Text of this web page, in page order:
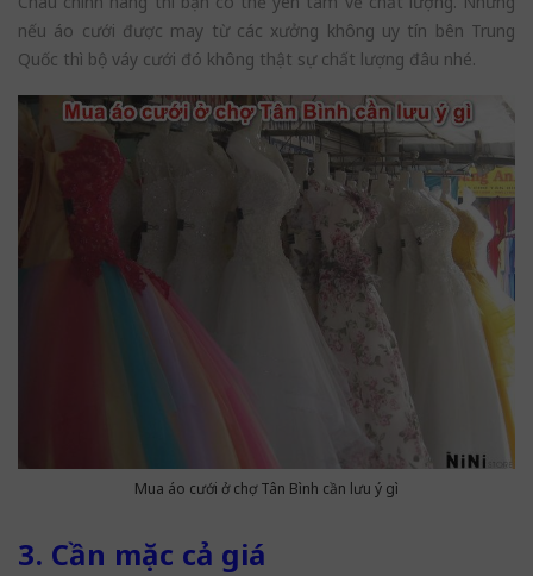
nếu áo cưới được may từ các xưởng không uy tín bên Trung
Quốc thì bộ váy cưới đó không thật sự chất lượng đâu nhé.
Mua áo cưới ở chợ Tân Bình cần lưu ý gì
3. Cần mặc cả giá